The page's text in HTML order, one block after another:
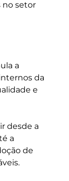
no setor
a
da
e
desde a
a
de